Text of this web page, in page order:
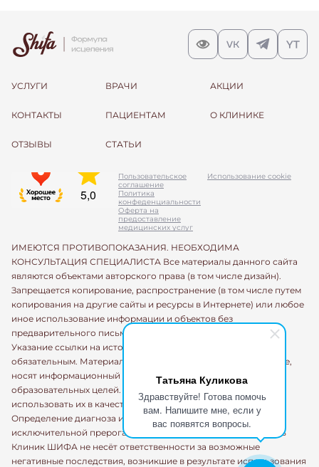
Татьяна Куликова
Здравствуйте! Готова помочь
вам. Напишите мне, если у
вас появятся вопросы.
УСЛУГИ ВРАЧИ АКЦИИ
КОНТАКТЫ ПАЦИЕНТАМ О КЛИНИКЕ
ОТЗЫВЫ СТАТЬИ
Пользовательское
соглашение
Политика
конфеденциальности
Оферта на
предоставление
медицинских услуг
Использование cookie
ИМЕЮТСЯ ПРОТИВОПОКАЗАНИЯ. НЕОБХОДИМА
КОНСУЛЬТАЦИЯ СПЕЦИАЛИСТА Все материалы данного сайта
являются объектами авторского права (в том числе дизайн).
Запрещается копирование, распространение (в том числе путем
копирования на другие сайты и ресурсы в Интернете) или любое
иное использование информации и объектов без
предварительного письменного согласия правообладателя.
Указание ссылки на источник информации является
обязательным. Материалы, размещенные на данной странице,
носят информационный характер и предназначены для
образовательных целей. Посетители сайта не должны
использовать их в качестве медицинских рекомендаций.
Определение диагноза и выбор методики лечения остается
исключительной прерогативой вашего лечащего врача! Сеть
Клиник ШИФА не несёт ответственности за возможные
негативные последствия, возникшие в результате использования